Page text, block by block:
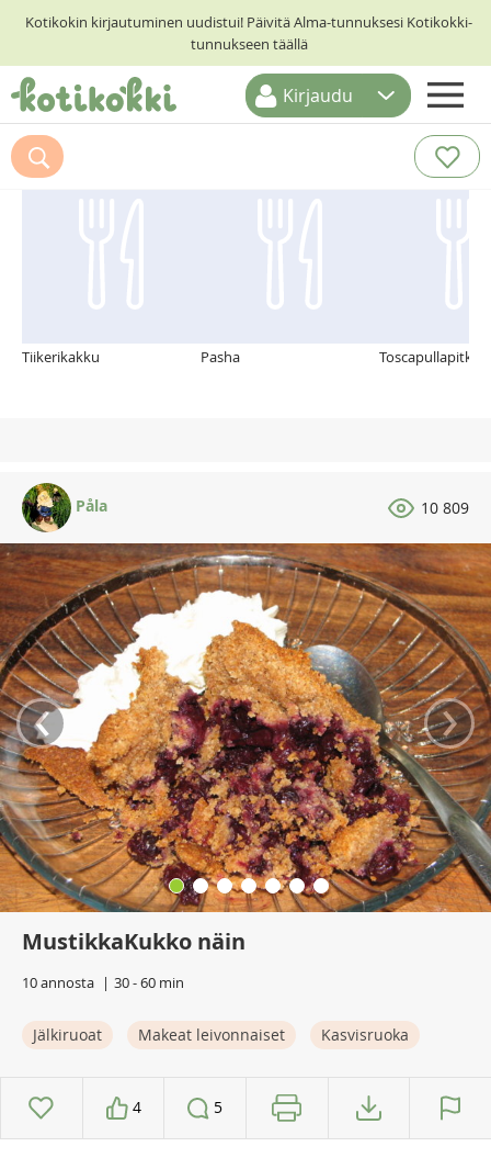
Kotikokin kirjautuminen uudistui! Päivitä Alma-tunnuksesi Kotikokki-
tunnukseen täällä
ETUSIVU
RESEPTIHAKU
Kirjaudu
Suosittelemme myös
Tiikerikakku Pasha Toscapullapitko
Påla 10 809
‹ ›
MustikkaKukko näin
10 annosta 30 - 60 min
Jälkiruoat Makeat leivonnaiset Kasvisruoka
4 5